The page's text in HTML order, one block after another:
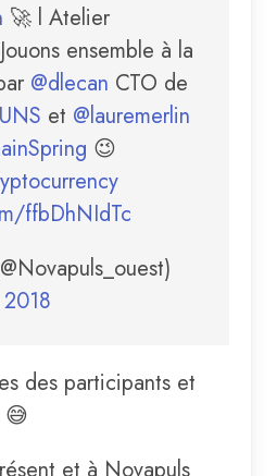
🚀 l Atelier
ensemble à la
@dlecan CTO de
et @lauremerlin
😉
ffbDhNIdTc
des participants et
😅
et à Novapuls